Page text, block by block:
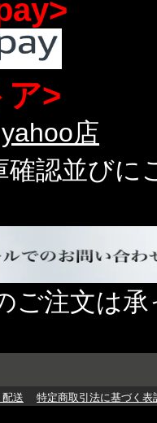
ア>
店
確認並び
ご注文は
送 特定商取引法に基づく表